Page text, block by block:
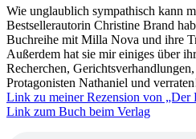
Wie unglaublich sympathisch kann
Bestsellerautorin Christine Brand
Buchreihe mit Milla Nova und ihre
Außerdem hat sie mir einiges über
Recherchen,
Protagonisten Nathaniel und
Link zu meiner Rezension von „Der
Link zum Buch beim Verlag